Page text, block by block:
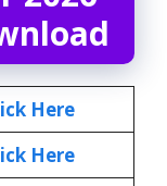
Here
Here